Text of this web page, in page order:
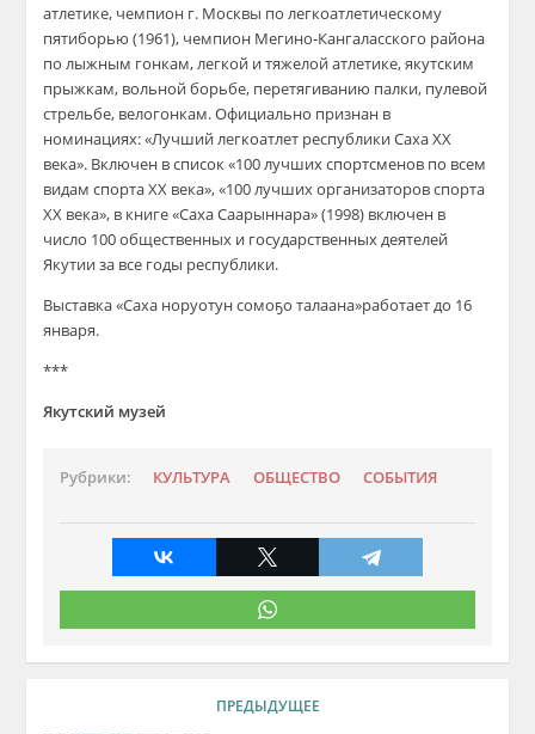
атлетике, чемпион г. Москвы по легкоатлетическому
пятиборью (1961), чемпион Мегино-Кангаласского района
по лыжным гонкам, легкой и тяжелой атлетике, якутским
прыжкам, вольной борьбе, перетягиванию палки, пулевой
стрельбе, велогонкам. Официально признан в
номинациях: «Лучший легкоатлет республики Саха XX
века». Включен в список «100 лучших спортсменов по всем
видам спорта XX века», «100 лучших организаторов спорта
XX века», в книге «СахаСаарыннара» (1998) включен в
число 100 общественных и государственных деятелей
Якутии за все годы республики.
Выставка«Саха норуотунсомоҕо талаана»работает до 16
января.
***
Якутский музей
Рубрики: КУЛЬТУРА ОБЩЕСТВО СОБЫТИЯ
ПРЕДЫДУЩЕЕ